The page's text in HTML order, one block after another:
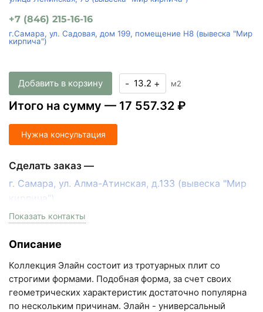
+7 (846) 215-16-16
г.Самара, ул. Садовая, дом 199, помещение Н8 (вывеска "Мир
кирпича")
Добавить в корзину - + м2
Итого на сумму — 17 557.32 ₽
Нужна консультация
Сделать заказ —
г. Самара, ул. Алма-Атинская, д.133 (вывеска "Мир
кирпича")
пн-пт с 9:00 до 18:00, сб с 10:00 до 16:00
+7 (993) 993-77-33
Написать в МАКС
Написать в Telegram
Показать контакты
Описание
Коллекция Элайн состоит из тротуарных плит со
строгими формами. Подобная форма, за счет своих
геометрических характеристик достаточно популярна
по нескольким причинам. Элайн - универсальный